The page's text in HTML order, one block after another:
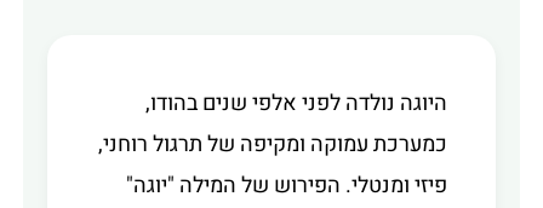
היוגה נולדה לפני אלפי שנים בהודו,
כמערכת עמוקה ומקיפה של תרגול רוחני,
פיזי ומנטלי. הפירוש של המילה "יוגה"